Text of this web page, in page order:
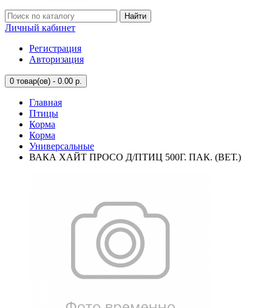
Найти
Личный кабинет
Регистрация
Авторизация
0 товар(ов) - 0.00 р.
Главная
Птицы
Корма
Корма
Универсальные
ВАКА ХАЙТ ПРОСО Д/ПТИЦ 500Г. ПАК. (ВЕТ.)